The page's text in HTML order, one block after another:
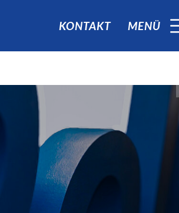
KONTAKT MENÜ